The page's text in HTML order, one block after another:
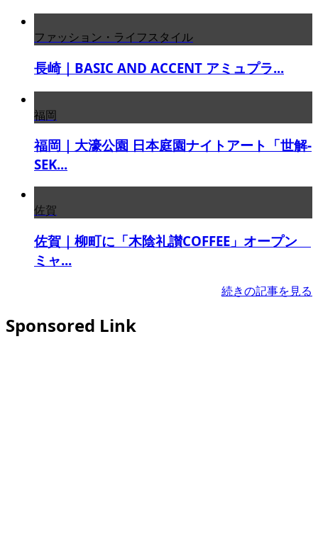
ファッション・ライフスタイル
長崎｜BASIC AND ACCENT アミュプラ...
福岡
福岡｜大濠公園 日本庭園ナイトアート「世解-
SEK...
佐賀
佐賀｜柳町に「木陰礼讃COFFEE」オープン
ミャ...
続きの記事を見る
Sponsored Link